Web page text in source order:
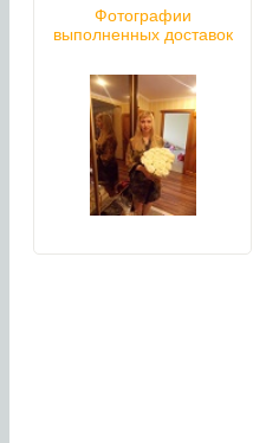
Фотографии
выполненных доставок